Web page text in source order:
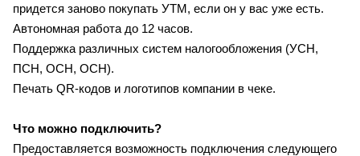
придется заново покупать УТМ, если он у вас уже есть.
Автономная работа до 12 часов.
Поддержка различных систем налогообложения (УСН,
ПСН, ОСН, ОСН).
Печать QR-кодов и логотипов компании в чеке.
Что можно подключить?
Предоставляется возможность подключения следующего